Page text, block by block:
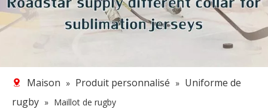
Maison » Produit personnalisé » Uniforme de
rugby » Maillot de rugby